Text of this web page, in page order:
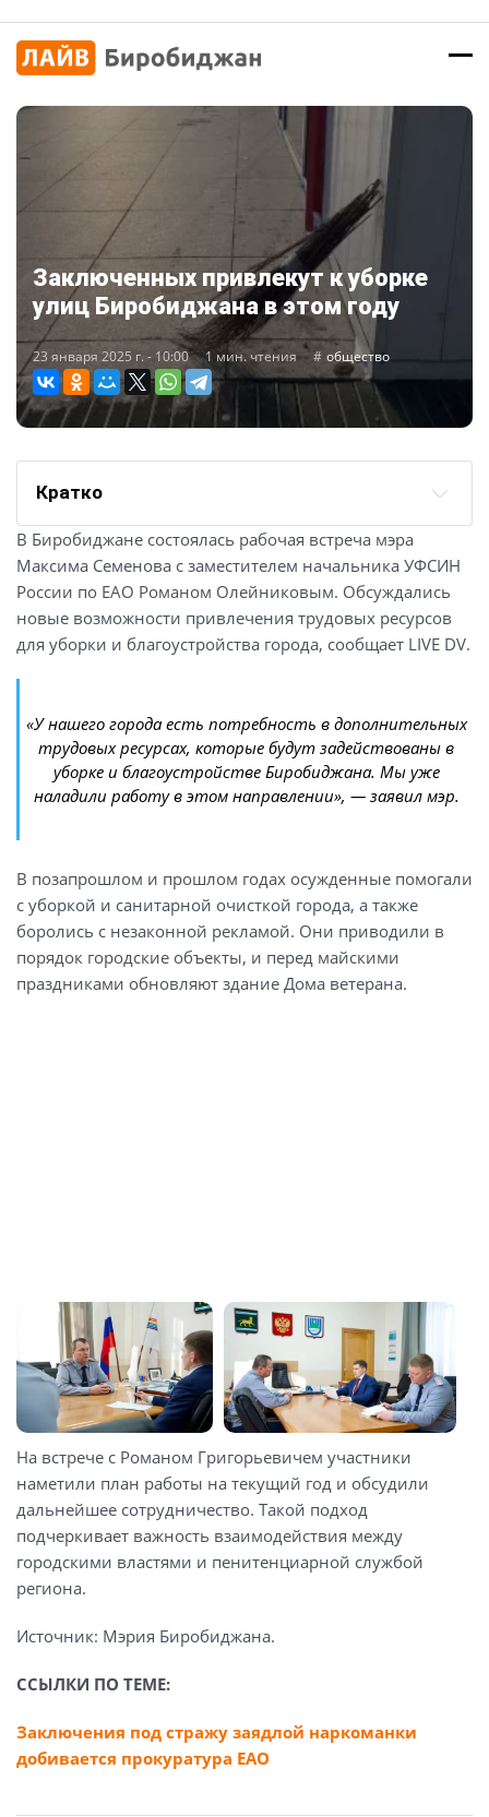
Заключенных привлекут к уборке
улиц Биробиджана в этом году
23 января 2025 г. - 10:00 1 мин. чтения общество
Кратко
В Биробиджане состоялась рабочая встреча мэра
Максима Семенова с заместителем начальника УФСИН
России по ЕАО Романом Олейниковым. Обсуждались
новые возможности привлечения трудовых ресурсов
для уборки и благоустройства города, сообщает LIVE DV.
«У нашего города есть потребность в дополнительных
трудовых ресурсах, которые будут задействованы в
уборке и благоустройстве Биробиджана. Мы уже
наладили работу в этом направлении», — заявил мэр.
В позапрошлом и прошлом годах осужденные помогали
с уборкой и санитарной очисткой города, а также
боролись с незаконной рекламой. Они приводили в
порядок городские объекты, и перед майскими
праздниками обновляют здание Дома ветерана.
На встрече с Романом Григорьевичем участники
наметили план работы на текущий год и обсудили
дальнейшее сотрудничество. Такой подход
подчеркивает важность взаимодействия между
городскими властями и пенитенциарной службой
региона.
Источник: Мэрия Биробиджана.
ССЫЛКИ ПО ТЕМЕ:
Заключения под стражу заядлой наркоманки
добивается прокуратура ЕАО